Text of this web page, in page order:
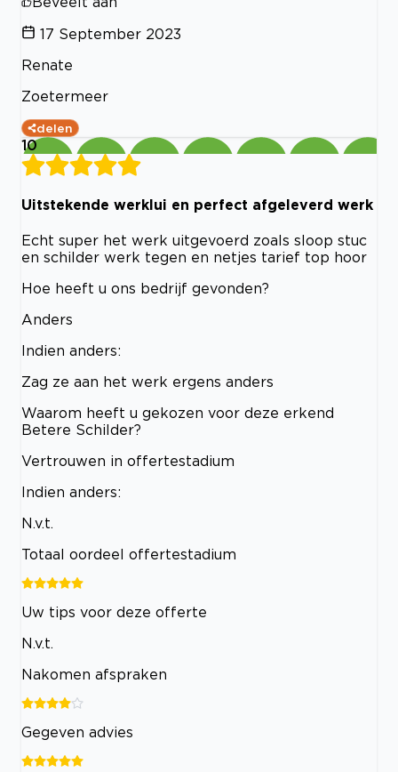
17 September 2023
Renate
Zoetermeer
delen
10
Uitstekende werklui en perfect afgeleverd werk
Echt super het werk uitgevoerd zoals sloop stuc
en schilder werk tegen en netjes tarief top hoor
Hoe heeft u ons bedrijf gevonden?
Anders
Indien anders:
Zag ze aan het werk ergens anders
Waarom heeft u gekozen voor deze erkend
Betere Schilder?
Vertrouwen in offertestadium
Indien anders:
N.v.t.
Totaal oordeel offertestadium
Uw tips voor deze offerte
N.v.t.
Nakomen afspraken
Gegeven advies